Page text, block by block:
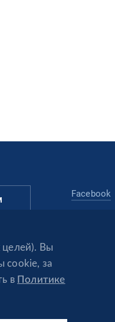
Facebook
целей). Вы
cookie, за
в Политике